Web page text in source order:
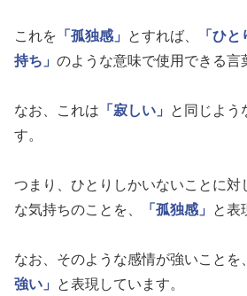
これを 「孤独感」 とすれば、
「ひ
持ち」 のような意味で使用できる言
なお、これは 「寂しい」
と同じよう
す。
つまり、ひとりしかいないことに対
な気持ちのことを、
「孤独感」 と表
なお、そのような感情が強いことを
強い」
と表現しています。